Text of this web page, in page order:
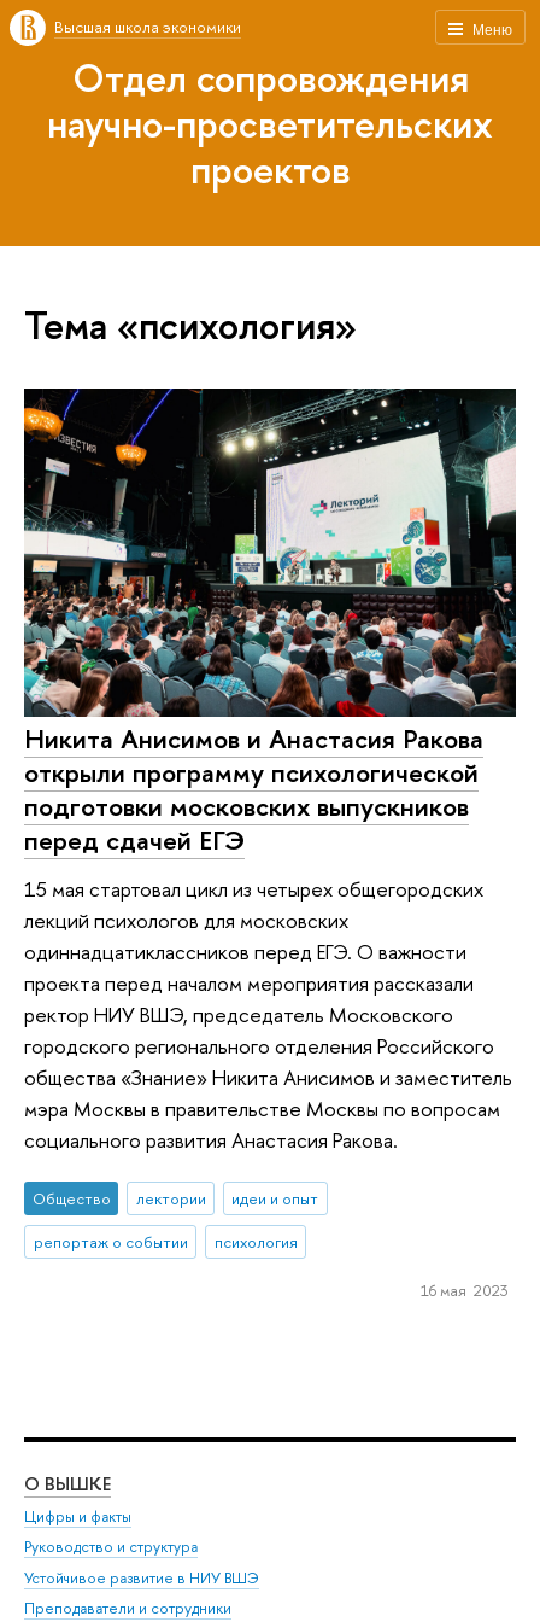
Меню
Высшая школа экономики
Отдел сопровождения
научно-просветительских
проектов
Тема «психология»
Никита Анисимов и Анастасия Ракова
открыли программу психологической
подготовки московских выпускников
перед сдачей ЕГЭ
15 мая стартовал цикл из четырех общегородских
лекций психологов для московских
одиннадцатиклассников перед ЕГЭ. О важности
проекта перед началом мероприятия рассказали
ректор НИУ ВШЭ, председатель Московского
городского регионального отделения Российского
общества «Знание» Никита Анисимов и заместитель
мэра Москвы в правительстве Москвы по вопросам
социального развития Анастасия Ракова.
Общество лектории
идеи и опыт
репортаж о событии
психология
16 мая 2023
О ВЫШКЕ
Цифры и факты
Руководство и структура
Устойчивое развитие в НИУ ВШЭ
Преподаватели и сотрудники